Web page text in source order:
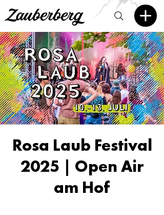
Rosa Laub Festival
2025 | Open Air
am Hof